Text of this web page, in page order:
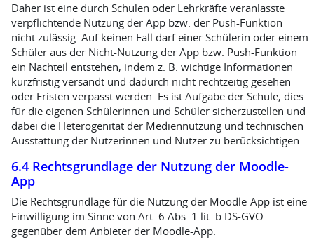
Daher ist eine durch Schulen oder Lehrkräfte veranlasste
verpflichtende Nutzung der App bzw. der Push-Funktion
nicht zulässig. Auf keinen Fall darf einer Schülerin oder einem
Schüler aus der Nicht-Nutzung der App bzw. Push-Funktion
ein Nachteil entstehen, indem z. B. wichtige Informationen
kurzfristig versandt und dadurch nicht rechtzeitig gesehen
oder Fristen verpasst werden. Es ist Aufgabe der Schule, dies
für die eigenen Schülerinnen und Schüler sicherzustellen und
dabei die Heterogenität der Mediennutzung und technischen
Ausstattung der Nutzerinnen und Nutzer zu berücksichtigen.
6.4 Rechtsgrundlage der Nutzung der Moodle-
App
Die Rechtsgrundlage für die Nutzung der Moodle-App ist eine
Einwilligung im Sinne von Art. 6 Abs. 1 lit. b DS-GVO
gegenüber dem Anbieter der Moodle-App.